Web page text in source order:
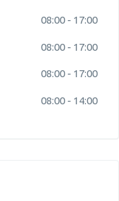
08:00 - 17:00
08:00 - 17:00
08:00 - 17:00
08:00 - 14:00